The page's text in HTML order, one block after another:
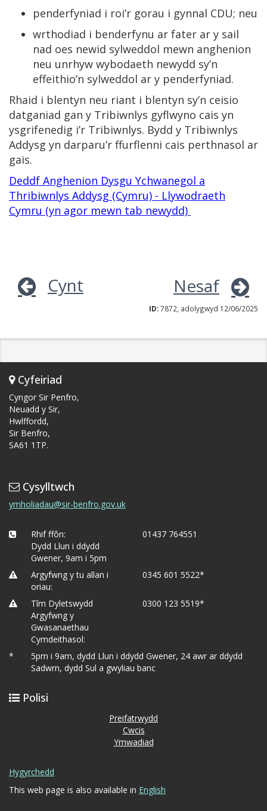
penderfyniad i roi’r gorau i gynnal CDU; neu
wrthodiad i benderfynu ar fater ar y sail
nad oes newid sylweddol mewn anghenion
neu unrhyw wybodaeth newydd sy’n
effeithio’n sylweddol ar y penderfyniad.
Rhaid i blentyn neu riant i blentyn sy’n ceisio
datganiad gan y Tribiwnlys gyflwyno cais yn
ysgrifenedig i’r Tribiwnlys. Bydd y Tribiwnlys
Addysg yn darparu’r ffurflenni cais perthnasol ar
gais.
Deddf Anghenion Dysgu Ychwanegol a
Thribiwnlys Addysg (Cymru) - Llywodraeth
Cymru (yn agor mewn tab newydd)
Cynt Nesaf
ID:7872, adolygwyd 12/06/2025
Cyfeiriad
Cyngor Sir Penfro,
Neuadd y Sir,
Hwlffordd,
Sir Benfro,
SA61 1TP.
Cysylltwch
ymholiadau@sir-benfro.gov.uk
Rhif ffôn:
Dydd Llun i ddydd
Gwener, 9am i 5pm
01437 764551
Argyfwng y tu allan i
oriau:
0345 601 5522*
Tîm Dyletswydd
Argyfwng y
Gwasanaethau
Cymdeithasol:
0300 123 5519*
*
5pm i 9am, dydd Llun i ddydd Gwener, 24 awr ar ddydd
Sadwrn, dydd Sul a gwyliau banc
Polisi
Preifatrwydd
Cwcis
Ymwadiad
Hygyrchedd
This web page is also available in English